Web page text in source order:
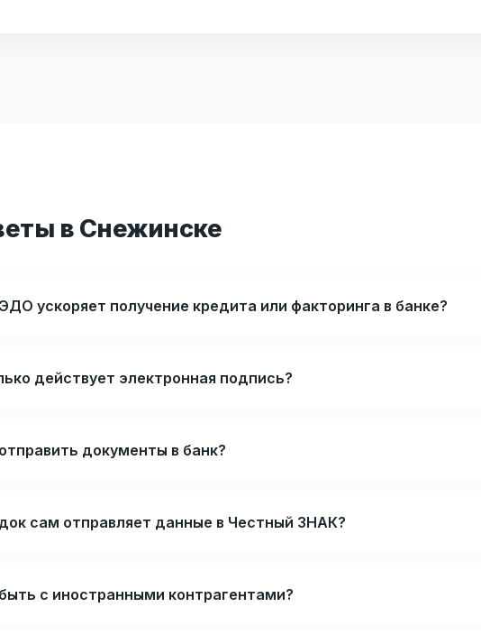
в Снежинске
ускоряет получение кредита или факторинга в банке?
действует электронная подпись?
документы в банк?
сам отправляет данные в Честный ЗНАК?
с иностранными контрагентами?